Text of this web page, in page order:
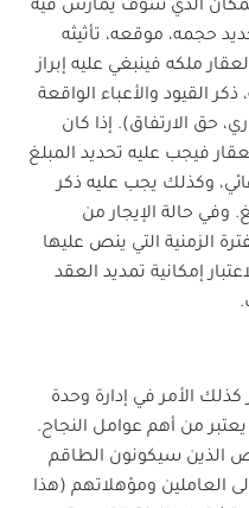
الذي سوف يمارس فيه
حجمه، موقعه، تأثيثه
ملكه فينبغي عليه إبراز
القيود والأعباء الواقعة
حق الارتفاق). إذا كان
فيجب عليه تحديد المبلغ
وكذلك يجب عليه ذكر
وفي حالة الإيجار من
الزمنية التي ينص عليها
إمكانية تمديد العقد
الأمر في إدارة وحدة
من أهم عوامل النجاح.
الذين سيكونون الطاقم
العاملين ومؤهلاتهم (هذا